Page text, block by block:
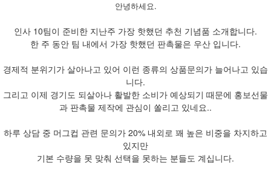
안녕하세요.
인사 10팀이 준비한 지난주 가장 핫했던 추천 기념품 소개합니다.
한 주 동안 팀 내에서 가장 핫했던 판촉물은 우산 입니다.
경제적 분위기가 살아나고 있어 이런 종류의 상품문의가 늘어나고 있습
니다.
그리고 이제 경기도 되살아나 활발한 소비가 예상되기 때문에 홍보선물
과 판촉물 제작에 관심이 쏠리고 있네요..
하루 상담 중 머그컵 관련 문의가 20% 내외로 꽤 높은 비중을 차지하고
있지만
기본 수량을 못 맞춰 선택을 못하는 분들도 계십니다.